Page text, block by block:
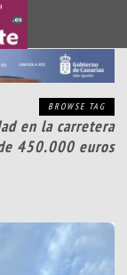
BROWSE TAG
en la carretera
450.000 euros